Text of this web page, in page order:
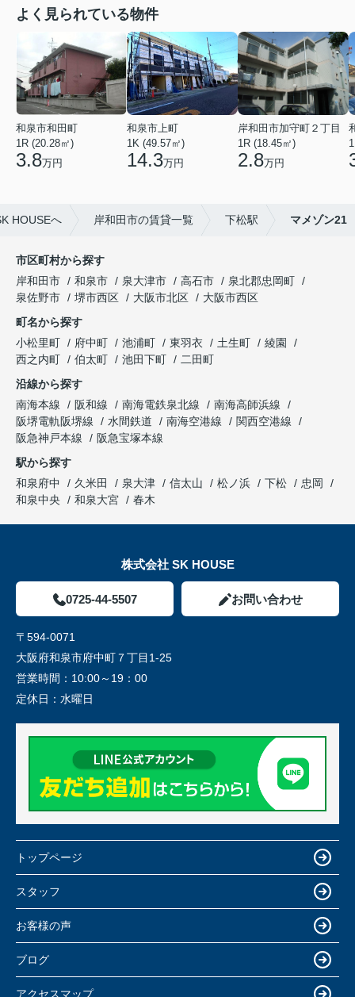
よく見られている物件
和泉市和田町
1R (20.28㎡)
3.8万円
和泉市上町
1K (49.57㎡)
14.3万円
岸和田市加守町２丁目
1R (18.45㎡)
2.8万円
HOUSEへ 岸和田市の賃貸一覧 下松駅 マメゾン21
市区町村から探す
岸和田市
和泉市 泉大津市 高石市
泉北郡忠岡町
泉佐野市
堺市西区 大阪市北区
大阪市西区
町名から探す
小松里町
府中町 池浦町 東羽衣 土生町
綾園
西之内町
伯太町 池田下町
二田町
沿線から探す
南海本線
阪和線 南海電鉄泉北線
南海高師浜線
阪堺電軌阪堺線
水間鉄道 南海空港線
関西空港線
阪急神戸本線
阪急宝塚本線
駅から探す
和泉府中
久米田 泉大津 信太山 松ノ浜 下松
忠岡
和泉中央
和泉大宮 春木
株式会社 SK HOUSE
0725-44-5507 お問い合わせ
〒594-0071
大阪府和泉市府中町７丁目1-25
営業時間： 10:00～19：00
定休日： 水曜日
トップページ
スタッフ
お客様の声
ブログ
アクセスマップ